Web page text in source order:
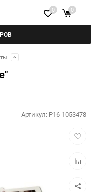
0 0
Артикул: P16-1053478